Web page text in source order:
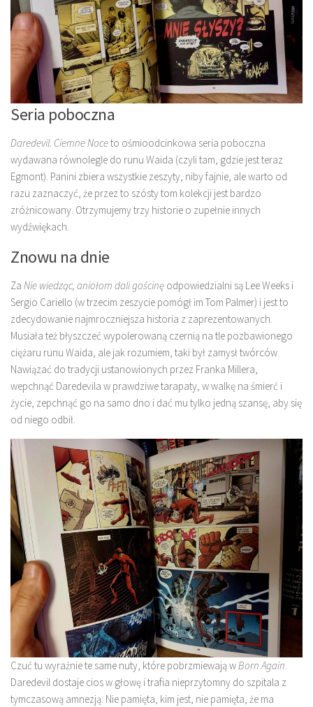
Seria poboczna
Daredevil. Ciemne Noceto ośmioodcinkowa seria poboczna
wydawana równolegle do runu Waida (czyli tam, gdzie jest teraz
Egmont). Panini zbiera wszystkie zeszyty, niby fajnie, ale warto od
razu zaznaczyć, że przez to szósty tom kolekcji jest bardzo
zróżnicowany. Otrzymujemy trzy historie o zupełnie innych
wydźwiękach.
Znowu na dnie
Za Nie wiedząc, aniołom dali gościnę odpowiedzialni są Lee Weeks i
Sergio Cariello (w trzecim zeszycie pomógł im Tom Palmer) i jest to
zdecydowanie najmroczniejsza historia z zaprezentowanych.
Musiała też błyszczeć wypolerowaną czernią na tle pozbawionego
ciężaru runu Waida, ale jak rozumiem, taki był zamysł twórców.
Nawiązać do tradycji ustanowionych przez Franka Millera,
wepchnąć Daredevila w prawdziwe tarapaty, w walkę na śmierć i
życie, zepchnąć go na samo dno i dać mu tylko jedną szansę, aby się
od niego odbił.
Czuć tu wyraźnie te same nuty, które pobrzmiewają wBorn Again.
Daredevil dostaje cios w głowę i trafia nieprzytomny do szpitala z
tymczasową amnezją. Nie pamięta, kim jest, nie pamięta, że ma